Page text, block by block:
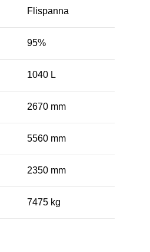
Flispanna
95%
1040 L
2670 mm
5560 mm
2350 mm
7475 kg